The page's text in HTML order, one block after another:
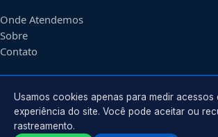
Onde Atendemos
Sobre
Contato
CONTATO
Atendimento em
Usamos cookies apenas para medir acessos
experiência do site. Você pode aceitar ou
rastreamento.